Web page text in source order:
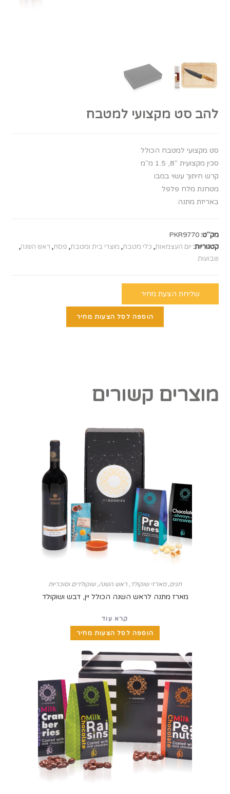
להב סט מקצועי למטבח
סט מקצועי למטבח הכולל
סכין מקצועית "8, 1.5 מ"מ
קרש חיתוך עשוי במבו
מטחנת מלח פלפל
באריזת מתנה
מק"ט:PKR9770
קטגוריות: יום העצמאות, כלי מטבח, מוצרי בית ומטבח, פסח, ראש השנה,
שבועות
שליחת הצעת מחיר
הוספה לסל הצעות מחיר
מוצרים קשורים
חגים,מארזי שוקולד, ראש השנה,שוקולדים וסוכריות
מארז מתנה לראש השנה הכולל יין, דבש ושוקולד
קרא עוד
הוספה לסל הצעות מחיר